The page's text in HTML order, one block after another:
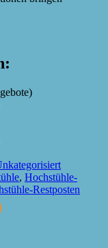
, Hochstühle-
Restposten